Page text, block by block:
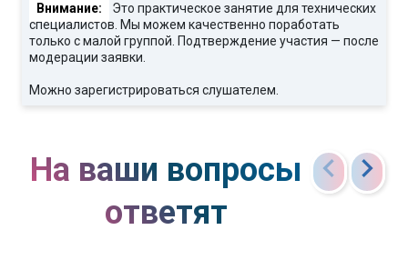
Внимание:
Это практическое занятие для технических
специалистов. Мы можем качественно поработать
только с малой группой. Подтверждение участия — после
модерации заявки.
Можно зарегистрироваться слушателем.
На ваши вопросы
ответят
chevron_left chevron_right